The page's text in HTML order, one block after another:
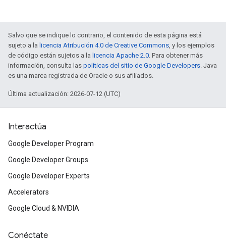
Salvo que se indique lo contrario, el contenido de esta página está
sujeto a la licencia Atribución 4.0 de Creative Commons, y los ejemplos
de código están sujetos a la licencia Apache 2.0. Para obtener más
información, consulta las políticas del sitio de Google Developers. Java
es una marca registrada de Oracle o sus afiliados.
Última actualización: 2026-07-12 (UTC)
Interactúa
Google Developer Program
Google Developer Groups
Google Developer Experts
Accelerators
Google Cloud & NVIDIA
Conéctate